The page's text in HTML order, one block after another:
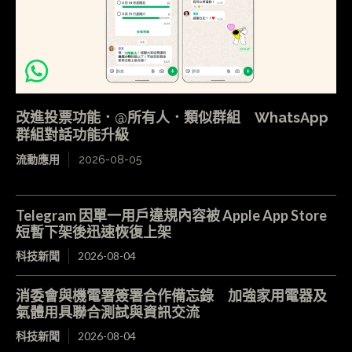
改進投票功能．@所有人．類似群組 WhatsApp
群組對話功能升級
流動應用 2026-08-05
Telegram 因單一用戶違規內容被 Apple App Store
短暫下架後迅速恢復上架
科技新聞 2026-08-04
消委會與機電署簽署合作備忘錄 加強家用電器及
氣體用具聯合測試與資訊交流
科技新聞 2026-08-04